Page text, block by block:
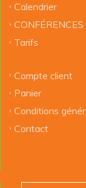
Calendrier
CONFÉRENCES
Tarifs
Compte client
Panier
Conditions
Contact